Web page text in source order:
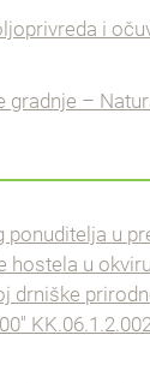
i
gradnje –
u
hostela u
drniške